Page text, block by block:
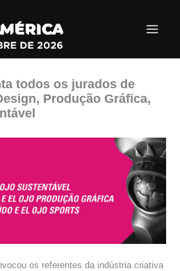
todos os jurados de
Produção Gráfica,
os referentes da indústria criativa